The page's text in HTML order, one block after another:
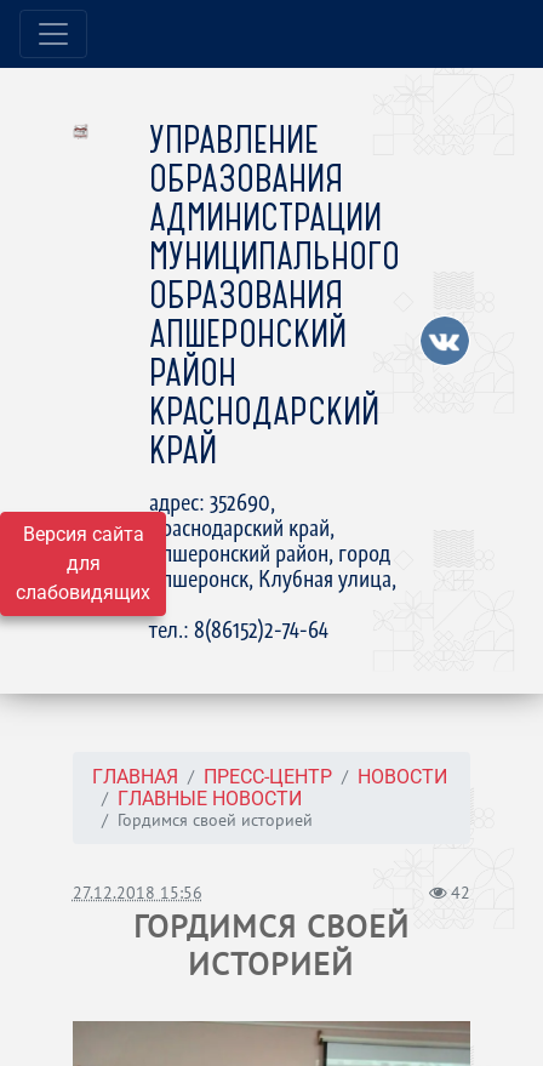
Версия сайта
для
слабовидящих
УПРАВЛЕНИЕ
ОБРАЗОВАНИЯ
АДМИНИСТРАЦИИ
МУНИЦИПАЛЬНОГО
ОБРАЗОВАНИЯ
АПШЕРОНСКИЙ
РАЙОН
КРАСНОДАРСКИЙ
КРАЙ
адрес: 352690,
Краснодарский край,
Апшеронский район, город
Апшеронск, Клубная улица,
15
тел.: 8(86152)2-74-64
ГЛАВНАЯ ПРЕСС-ЦЕНТР
НОВОСТИ
ГЛАВНЫЕ НОВОСТИ
Гордимся своей историей
27.12.2018 15:56 42
ГОРДИМСЯ СВОЕЙ
ИСТОРИЕЙ